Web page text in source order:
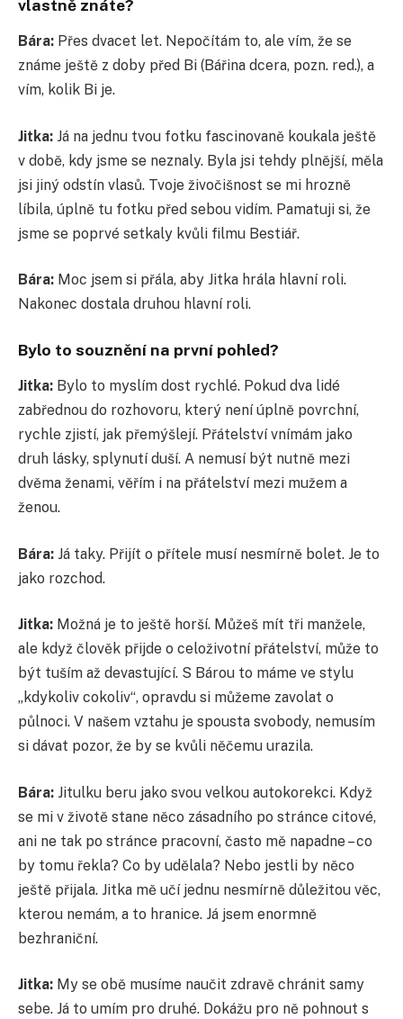
vlastně znáte?
Bára: Přes dvacet let. Nepočítám to, ale vím, že se
známe ještě z doby před Bi (Bářina dcera, pozn. red.), a
vím, kolik Bi je.
Jitka: Já na jednu tvou fotku fascinovaně koukala ještě
v době, kdy jsme se neznaly. Byla jsi tehdy plnější, měla
jsi jiný odstín vlasů. Tvoje živočišnost se mi hrozně
líbila, úplně tu fotku před sebou vidím. Pamatuji si, že
jsme se poprvé setkaly kvůli filmu Bestiář.
Bára: Moc jsem si přála, aby Jitka hrála hlavní roli.
Nakonec dostala druhou hlavní roli.
Bylo to souznění na první pohled?
Jitka: Bylo to myslím dost rychlé. Pokud dva lidé
zabřednou do rozhovoru, který není úplně povrchní,
rychle zjistí, jak přemýšlejí. Přátelství vnímám jako
druh lásky, splynutí duší. A nemusí být nutně mezi
dvěma ženami, věřím i na přátelství mezi mužem a
ženou.
Bára: Já taky. Přijít o přítele musí nesmírně bolet. Je to
jako rozchod.
Jitka: Možná je to ještě horší. Můžeš mít tři manžele,
ale když člověk přijde o celoživotní přátelství, může to
být tuším až devastující. S Bárou to máme ve stylu
„kdykoliv cokoliv“, opravdu si můžeme zavolat o
půlnoci. V našem vztahu je spousta svobody, nemusím
si dávat pozor, že by se kvůli něčemu urazila.
Bára: Jitulku beru jako svou velkou autokorekci. Když
se mi v životě stane něco zásadního po stránce citové,
ani ne tak po stránce pracovní, často mě napadne – co
by tomu řekla? Co by udělala? Nebo jestli by něco
ještě přijala. Jitka mě učí jednu nesmírně důležitou věc,
kterou nemám, a to hranice. Já jsem enormně
bezhraniční.
Jitka: My se obě musíme naučit zdravě chránit samy
sebe. Já to umím pro druhé. Dokážu pro ně pohnout s